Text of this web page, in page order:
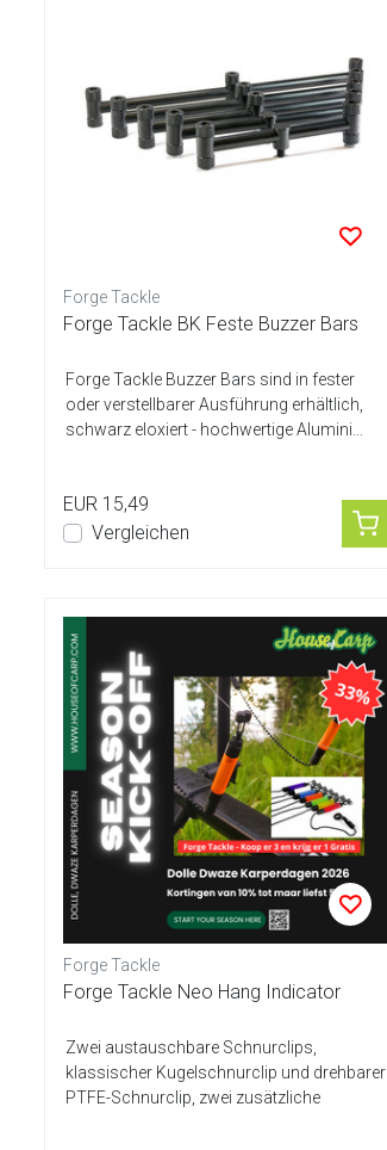
Forge Tackle
Forge Tackle BK Feste Buzzer Bars
Forge Tackle Buzzer Bars sind in fester
oder verstellbarer Ausführung erhältlich,
schwarz eloxiert - hochwertige Alumini...
EUR 15,49
Vergleichen
Forge Tackle
Forge Tackle Neo Hang Indicator
Zwei austauschbare Schnurclips,
klassischer Kugelschnurclip und drehbarer
PTFE-Schnurclip, zwei zusätzliche